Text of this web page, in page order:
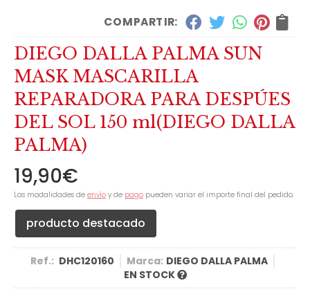
COMPARTIR:
DIEGO DALLA PALMA SUN
MASK MASCARILLA
REPARADORA PARA DESPÚES
DEL SOL 150 ml(DIEGO DALLA
PALMA)
19,90€
Las modalidades de envío y de pago pueden variar el importe final del pedido.
producto destacado
Ref.: DHC120160 Marca: DIEGO DALLA PALMA
EN STOCK